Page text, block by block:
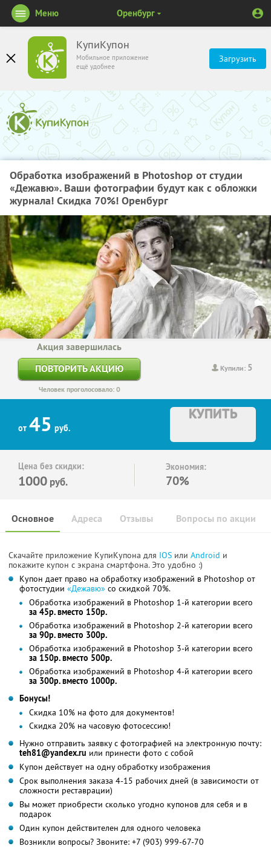
КупиКупон
Мобильное приложение
ещё удобнее
Загрузить
Меню Оренбург
Обработка изображений в Photoshop от студии
«Дежавю». Ваши фотографии будут как с обложки
журнала! Скидка 70%! Оренбург
Купили: 5
Акция завершилась
ПОВТОРИТЬ АКЦИЮ
Человек проголосовало: 0
от 45 руб.
КУПИТЬ
Цена без скидки:
1000 руб.
Экономия:
70%
Основное Отзывы Вопросы по акции
Адреса
Скачайте приложение КупиКупона для IOS или Android и
покажите купон с экрана смартфона. Это удобно :)
Купон дает право на обработку изображений в Photoshop от
фотостудии «Дежавю» со скидкой 70%.
Обработка изображений в Photoshop 1-й категории всего
за 45р. вместо 150р.
Обработка изображений в Photoshop 2-й категории всего
за 90р. вместо 300р.
Обработка изображений в Photoshop 3-й категории всего
за 150р. вместо 500р.
Обработка изображений в Photoshop 4-й категории всего
за 300р. вместо 1000р.
Бонусы!
Скидка 10% на фото для документов!
Скидка 20% на часовую фотосессию!
Нужно отправить заявку с фотографией на электронную почту:
teh81@yandex.ru или принести фото с собой
Купон действует на одну обработку изображения
Срок выполнения заказа 4-15 рабочих дней (в зависимости от
сложности реставрации)
Вы может приобрести сколько угодно купонов для себя и в
подарок
Один купон действителен для одного человека
Возникли вопросы? Звоните: +7 (903) 999-67-70